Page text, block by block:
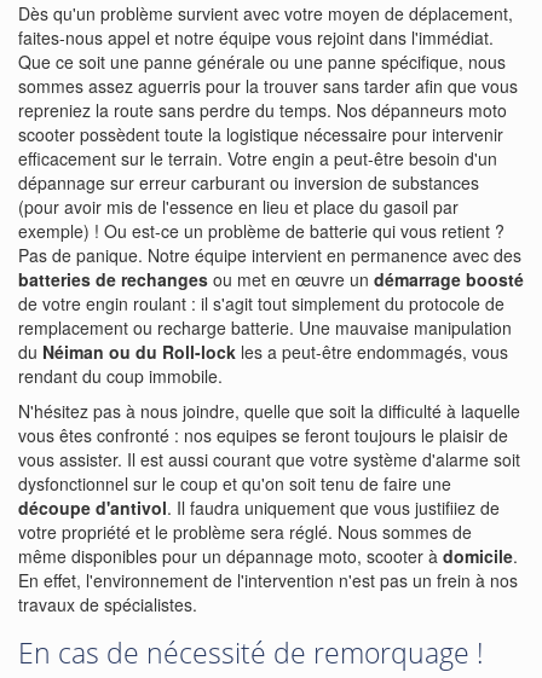
Dès qu'un problème survient avec votre moyen de déplacement,
faites-nous appel et notre équipe vous rejoint dans l'immédiat.
Que ce soit une panne générale ou une panne spécifique, nous
sommes assez aguerris pour la trouver sans tarder afin que vous
repreniez la route sans perdre du temps. Nos dépanneurs moto
scooter possèdent toute la logistique nécessaire pour intervenir
efficacement sur le terrain. Votre engin a peut-être besoin d'un
dépannage sur erreur carburant ou inversion de substances
(pour avoir mis de l'essence en lieu et place du gasoil par
exemple) ! Ou est-ce un problème de batterie qui vous retient ?
Pas de panique. Notre équipe intervient en permanence avec des
batteries de rechanges ou met en œuvre un démarrage boosté
de votre engin roulant : il s'agit tout simplement du protocole de
remplacement ou recharge batterie. Une mauvaise manipulation
du Néiman ou du Roll-lock les a peut-être endommagés, vous
rendant du coup immobile.
N'hésitez pas à nous joindre, quelle que soit la difficulté à laquelle
vous êtes confronté : nos equipes se feront toujours le plaisir de
vous assister. Il est aussi courant que votre système d'alarme soit
dysfonctionnel sur le coup et qu'on soit tenu de faire une
découpe d'antivol. Il faudra uniquement que vous justifiiez de
votre propriété et le problème sera réglé. Nous sommes de
même disponibles pour un dépannage moto, scooter à domicile.
En effet, l'environnement de l'intervention n'est pas un frein à nos
travaux de spécialistes.
En cas de nécessité de remorquage !